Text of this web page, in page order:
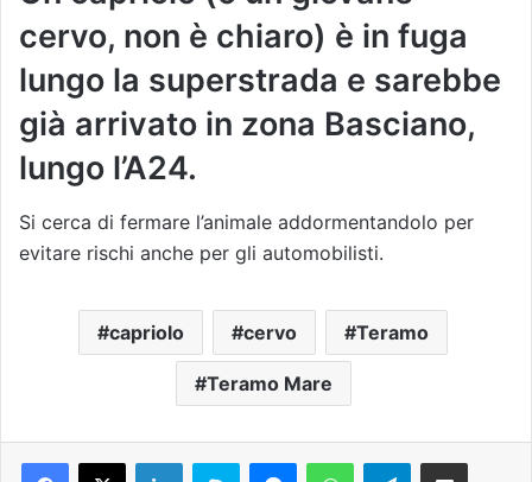
cervo, non è chiaro) è in fuga
lungo la superstrada e sarebbe
già arrivato in zona Basciano,
lungo l’A24.
Si cerca di fermare l’animale addormentandolo per
evitare rischi anche per gli automobilisti.
capriolo cervo Teramo
Teramo Mare
Telegram